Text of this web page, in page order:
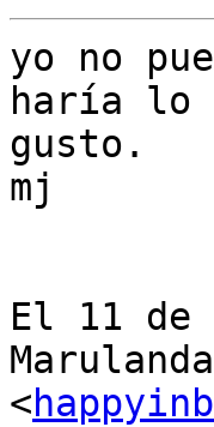
yo no
haría lo
gusto.
mj
El 11 de
Marulanda
<